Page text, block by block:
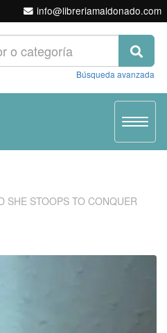
info@libreriamaldonado.com
Búsqueda avanzada
SHE STOOPS TO CONQUER